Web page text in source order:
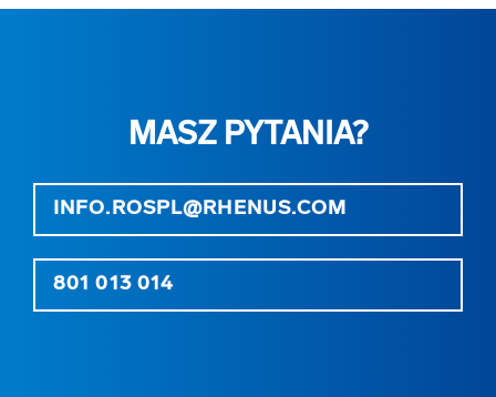
MASZ PYTANIA?
INFO.ROSPL@RHENUS.COM
801 013 014